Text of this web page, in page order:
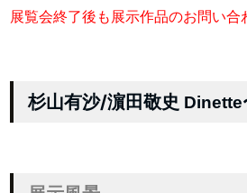
展覧会終了後も展示作品のお問い
杉山有沙/濵田敬史 Dinette